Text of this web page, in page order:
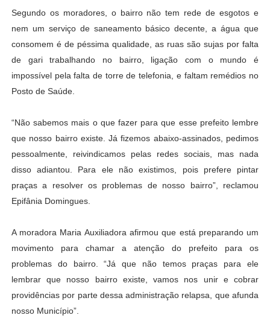
Segundo os moradores, o bairro não tem rede de esgotos e
nem um serviço de saneamento básico decente, a água que
consomem é de péssima qualidade, as ruas são sujas por falta
de gari trabalhando no bairro, ligação com o mundo é
impossível pela falta de torre de telefonia, e faltam remédios no
Posto de Saúde.
“Não sabemos mais o que fazer para que esse prefeito lembre
que nosso bairro existe. Já fizemos abaixo-assinados, pedimos
pessoalmente, reivindicamos pelas redes sociais, mas nada
disso adiantou. Para ele não existimos, pois prefere pintar
praças a resolver os problemas de nosso bairro”, reclamou
Epifânia Domingues.
A moradora Maria Auxiliadora afirmou que está preparando um
movimento para chamar a atenção do prefeito para os
problemas do bairro. “Já que não temos praças para ele
lembrar que nosso bairro existe, vamos nos unir e cobrar
providências por parte dessa administração relapsa, que afunda
nosso Município”.